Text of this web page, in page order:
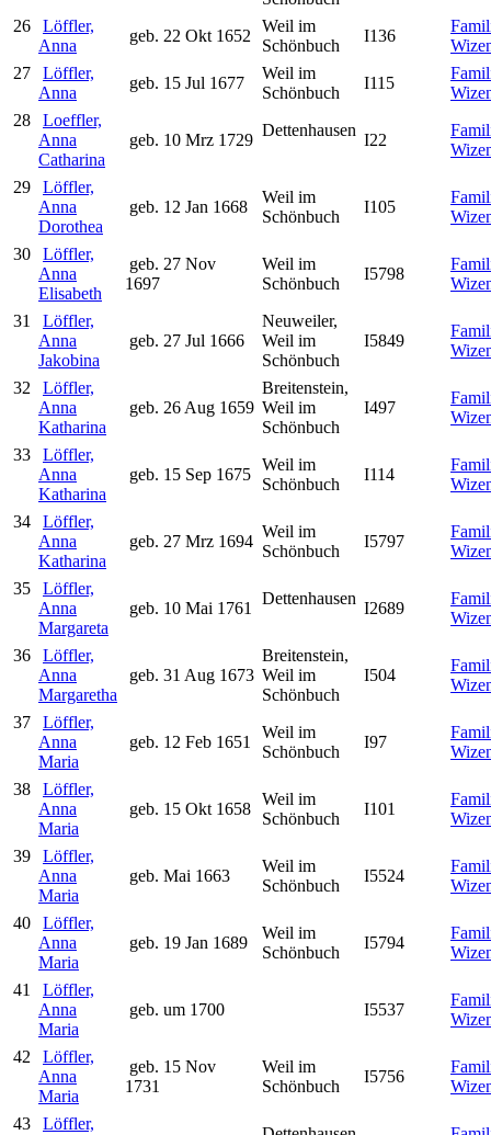
26
Löffler,
Anna
geb. 22 Okt 1652
Weil im
Schönbuch
I136
27
Löffler,
Anna
geb. 15 Jul 1677
Weil im
Schönbuch
I115
28
Loeffler,
Anna
Catharina
geb. 10 Mrz 1729
Dettenhausen
I22
29
Löffler,
Anna
Dorothea
geb. 12 Jan 1668
Weil im
Schönbuch
I105
30
Löffler,
Anna
Elisabeth
geb. 27 Nov
1697
Weil im
Schönbuch
I5798
31
Löffler,
Anna
Jakobina
geb. 27 Jul 1666
Neuweiler,
Weil im
Schönbuch
I5849
32
Löffler,
Anna
Katharina
geb. 26 Aug 1659
Breitenstein,
Weil im
Schönbuch
I497
33
Löffler,
Anna
Katharina
geb. 15 Sep 1675
Weil im
Schönbuch
I114
34
Löffler,
Anna
Katharina
geb. 27 Mrz 1694
Weil im
Schönbuch
I5797
35
Löffler,
Anna
Margareta
geb. 10 Mai 1761
Dettenhausen
I2689
36
Löffler,
Anna
Margaretha
geb. 31 Aug 1673
Breitenstein,
Weil im
Schönbuch
I504
37
Löffler,
Anna
Maria
geb. 12 Feb 1651
Weil im
Schönbuch
I97
38
Löffler,
Anna
Maria
geb. 15 Okt 1658
Weil im
Schönbuch
I101
39
Löffler,
Anna
Maria
geb. Mai 1663
Weil im
Schönbuch
I5524
40
Löffler,
Anna
Maria
geb. 19 Jan 1689
Weil im
Schönbuch
I5794
41
Löffler,
Anna
Maria
geb. um 1700 I5537
42
Löffler,
Anna
Maria
geb. 15 Nov
1731
Weil im
Schönbuch
I5756
43
Löffler,